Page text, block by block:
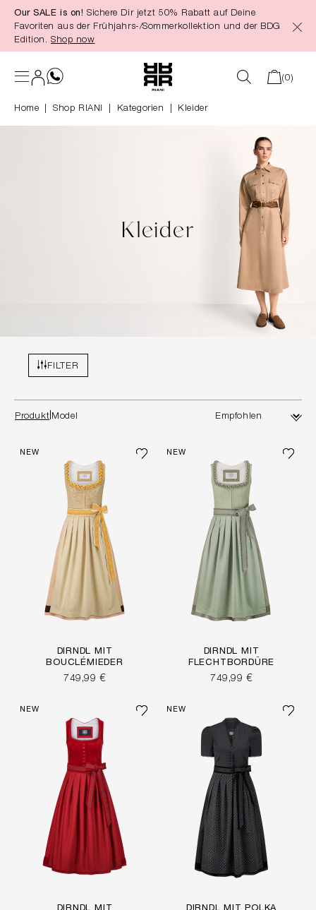
springen
Our SALE is on! Sichere Dir jetzt 50% Rabatt auf Deine
Favoriten aus der Frühjahrs-/Sommerkollektion und der BDG
Edition. Shop now
(0)
Home Shop RIANI Kategorien Kleider
Kleider
FILTER
Produkt Model
NEW
DIRNDL MIT
BOUCLÉMIEDER
749,99 €
NEW
DIRNDL MIT
FLECHTBORDÜRE
749,99 €
NEW NEW